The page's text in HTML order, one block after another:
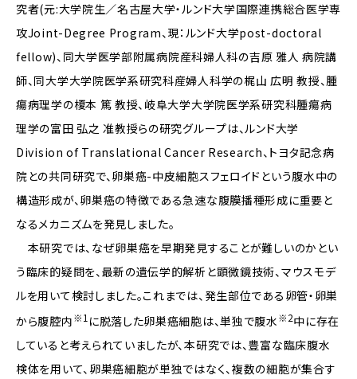
究者(元:大学院生／名古屋大学・ルンド大学国際連携総合医学専
攻Joint-Degree Program、現：ルンド大学post-doctoral
fellow)、同大学医学部附属病院産科婦人科の吉原 雅人 病院講
師、同大学大学院医学系研究科産婦人科学の梶山 広明 教授、腫
瘍病理学の榎本 篤 教授、岐阜大学大学院医学系研究科腫瘍病
理学の富田 弘之 准教授らの研究グループは、ルンド大学
Division of Translational Cancer Research、トヨタ記念病
院との共同研究で、卵巣癌-中皮細胞スフェロイドという腹水中の
構造形成が、卵巣癌の特徴である急速な腹膜播種形成に重要と
なるメカニズムを発見しました。
本研究では、なぜ卵巣癌を早期発見することが難しいのかとい
う臨床的疑問を、最新の遺伝学的解析と顕微鏡技術、マウスモデ
ルを用いて検討しました。これまでは、発生部位である卵管・卵巣
から腹腔内※1 に脱落した卵巣癌細胞は、単独で腹水※2中に存在
していると考えられていましたが、本研究では、豊富な臨床腹水
検体を用いて、卵巣癌細胞が単独ではなく、複数の細胞が集合す